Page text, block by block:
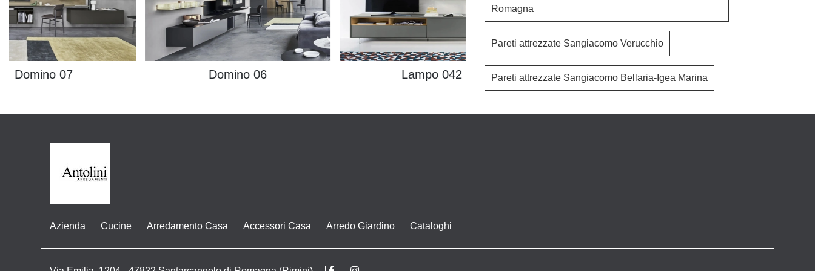
Domino 07 Domino 06 Lampo 042 Lampo Riquadri 033
Romagna
Pareti attrezzate Sangiacomo Verucchio
Pareti attrezzate Sangiacomo Bellaria-Igea Marina
Azienda Cucine Arredamento Casa Accessori Casa Arredo Giardino Cataloghi